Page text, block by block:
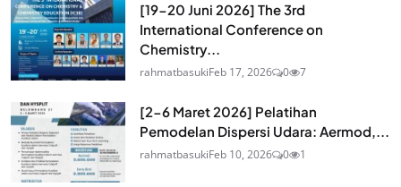
[19-20 Juni 2026] The 3rd
International Conference on
Chemistry...
rahmatbasukiFeb 17, 2026 0 7
[2-6 Maret 2026] Pelatihan
Pemodelan Dispersi Udara: Aermod,...
rahmatbasukiFeb 10, 2026 0 1